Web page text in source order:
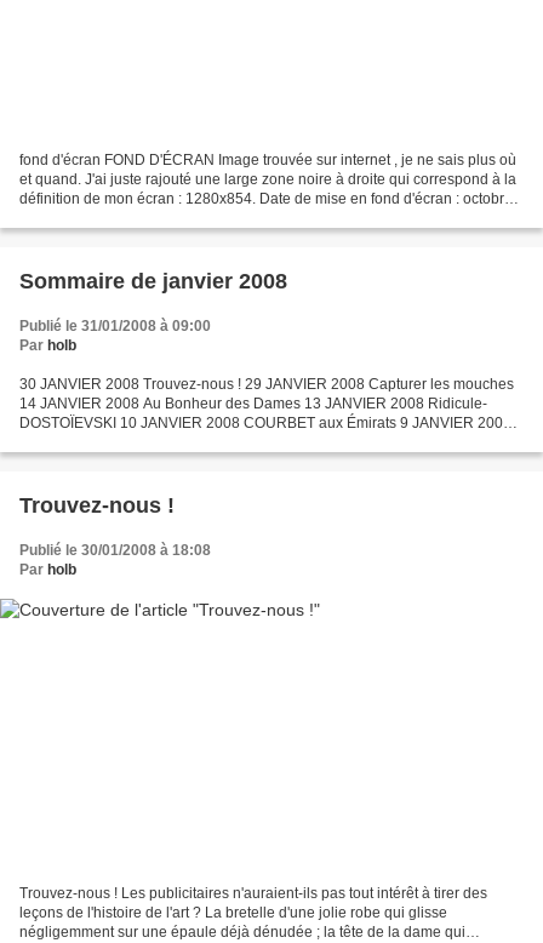
fond d'écran FOND D'ÉCRAN Image trouvée sur internet , je ne sais plus où
et quand. J'ai juste rajouté une large zone noire à droite qui correspond à la
définition de mon écran : 1280x854. Date de mise en fond d'écran : octobre
Sommaire de janvier 2008
Publié le 31/01/2008 à 09:00
Par holb
30 JANVIER 2008 Trouvez-nous ! 29 JANVIER 2008 Capturer les mouches
14 JANVIER 2008 Au Bonheur des Dames 13 JANVIER 2008 Ridicule-
DOSTOÏEVSKI 10 JANVIER 2008 COURBET aux Émirats 9 JANVIER 2008
JANVIER...
Trouvez-nous !
Publié le 30/01/2008 à 18:08
Par holb
Trouvez-nous ! Les publicitaires n'auraient-ils pas tout intérêt à tirer des
leçons de l'histoire de l'art ? La bretelle d'une jolie robe qui glisse
négligemment sur une épaule déjà dénudée ; la tête de la dame qui